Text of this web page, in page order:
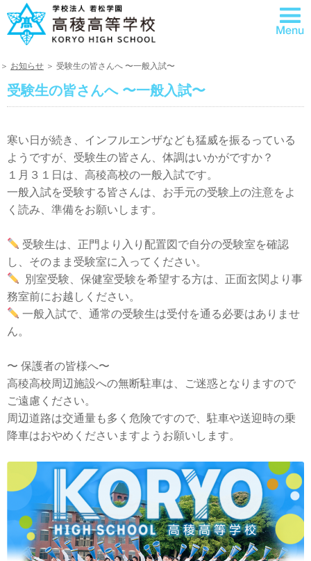
＞ お知らせ ＞ 受験生の皆さんへ 〜一般入試〜
受験生の皆さんへ 〜一般入試〜
寒い日が続き、インフルエンザなども猛威を振るっている
ようですが、受験生の皆さん、体調はいかがですか？
１月３１日は、高稜高校の一般入試です。
一般入試を受験する皆さんは、お手元の受験上の注意をよ
く読み、準備をお願いします。
受験生は、正門より入り配置図で自分の受験室を確認
し、そのまま受験室に入ってください。
別室受験、保健室受験を希望する方は、正面玄関より事
務室前にお越しください。
一般入試で、通常の受験生は受付を通る必要はありませ
ん。
〜 保護者の皆様へ〜
高稜高校周辺施設への無断駐車は、ご迷惑となりますので
ご遠慮ください。
周辺道路は交通量も多く危険ですので、駐車や送迎時の乗
降車はおやめくださいますようお願いします。